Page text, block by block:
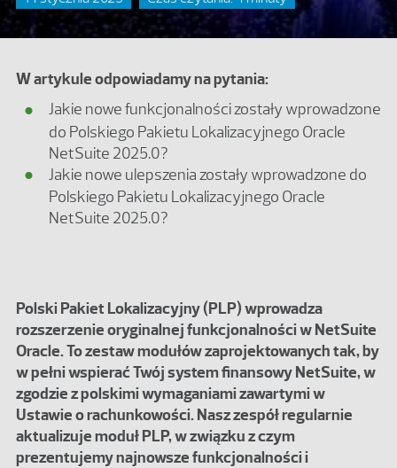
W artykule odpowiadamy na pytania:
Jakie nowe funkcjonalności zostały wprowadzone
do Polskiego Pakietu Lokalizacyjnego Oracle
NetSuite 2025.0?
Jakie nowe ulepszenia zostały wprowadzone do
Polskiego Pakietu Lokalizacyjnego Oracle
NetSuite 2025.0?
Polski Pakiet Lokalizacyjny (PLP) wprowadza
rozszerzenie oryginalnej funkcjonalności w NetSuite
Oracle. To zestaw modułów zaprojektowanych tak, by
w pełni wspierać Twój system finansowy NetSuite, w
zgodzie z polskimi wymaganiami zawartymi w
Ustawie o rachunkowości. Nasz zespół regularnie
aktualizuje moduł PLP, w związku z czym
prezentujemy najnowsze funkcjonalności i